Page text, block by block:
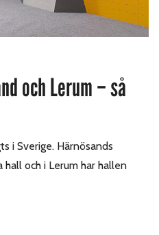
och Lerum – så
i Sverige. Härnösands
och i Lerum har hallen